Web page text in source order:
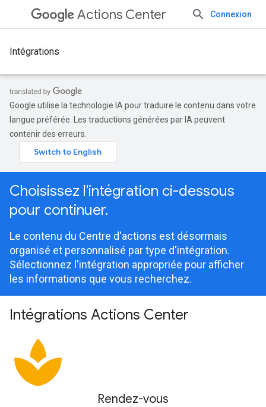
Actions Center Connexion
Intégrations
Google utilise la technologie IA pour traduire le contenu dans votre
langue préférée. Les traductions générées par IA peuvent
contenir des erreurs.
Choisissez l'intégration ci-dessous
pour continuer.
Le contenu du Centre d'actions est désormais
organisé et personnalisé par type d'intégration.
Sélectionnez l'intégration appropriée pour afficher
les informations que vous recherchez.
Intégrations Actions Center
spa
Rendez-vous